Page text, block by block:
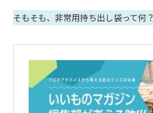
そもそも、非常用持ち出し袋って何？